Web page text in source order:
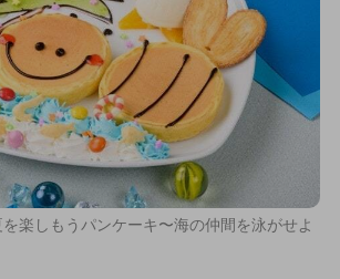
楽しもうパンケーキ〜海の仲間を泳がせよ